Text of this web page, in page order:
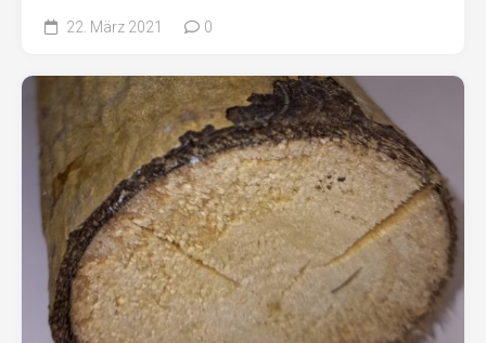
22. März 2021 0